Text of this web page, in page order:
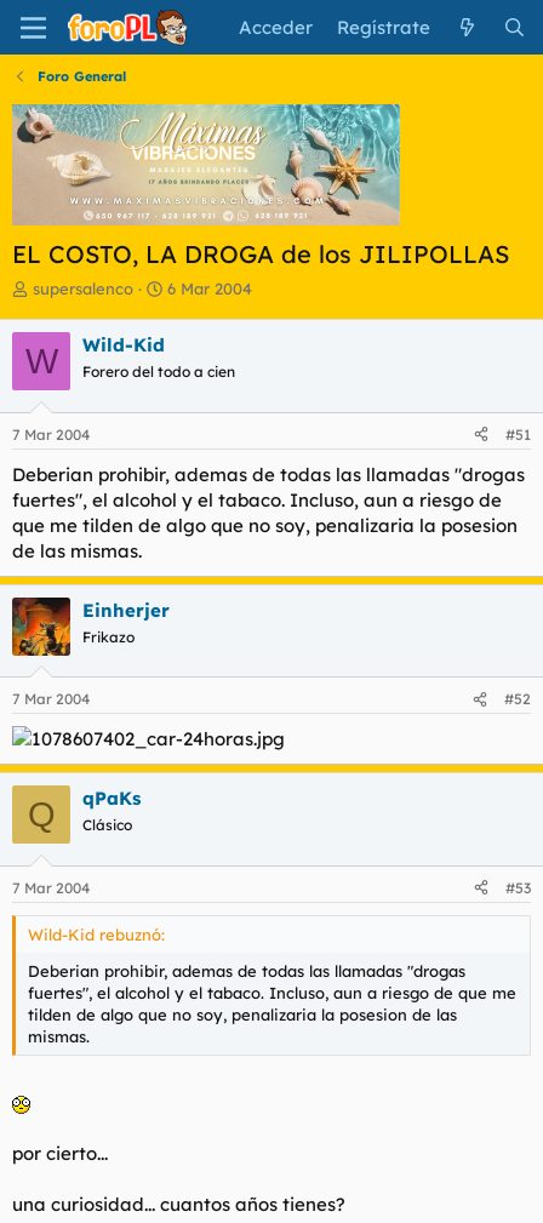
Acceder Regístrate
Foro General
EL COSTO, LA DROGA de los JILIPOLLAS
I
i
c
i
a
d
o
d
e
l
t
a
supersalenco
F
a
e
i
c
i
6 Mar 2004
W Wild-Kid
Forero del todo a cien
7 Mar 2004 #51
Deberian prohibir, ademas de todas las llamadas "drogas
fuertes", el alcohol y el tabaco. Incluso, aun a riesgo de
que me tilden de algo que no soy, penalizaria la posesion
de las mismas.
Einherjer
Frikazo
7 Mar 2004 #52
Q qPaKs
Clásico
7 Mar 2004 #53
Wild-Kid rebuznó:
Deberian prohibir, ademas de todas las llamadas "drogas
fuertes", el alcohol y el tabaco. Incluso, aun a riesgo de que me
tilden de algo que no soy, penalizaria la posesion de las
mismas.
por cierto...
una curiosidad... cuantos años tienes?